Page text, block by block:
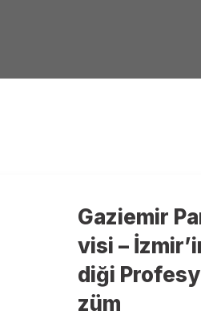
Gaziemir
visi –
diği
züm